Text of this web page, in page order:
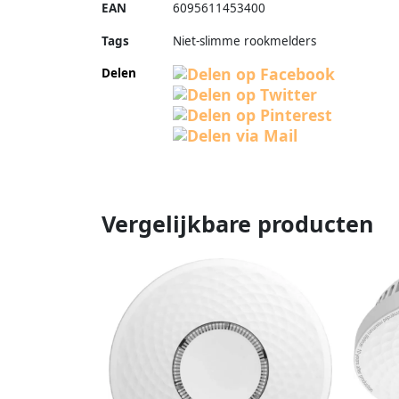
EAN 6095611453400
Tags
Niet-slimme rookmelders
Delen
Vergelijkbare producten